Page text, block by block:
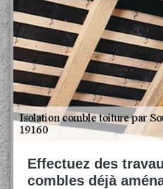
Effectuez des
combles déjà